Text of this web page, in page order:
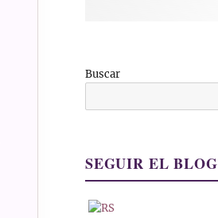
Buscar
SEGUIR EL BLOG